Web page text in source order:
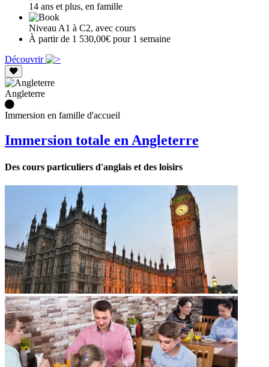
14 ans et plus, en famille
Niveau A1 à C2, avec cours
À partir de 1 530,00€ pour 1 semaine
Découvrir
Angleterre
Immersion en famille d'accueil
Immersion totale en Angleterre
Des cours particuliers d'anglais et des loisirs